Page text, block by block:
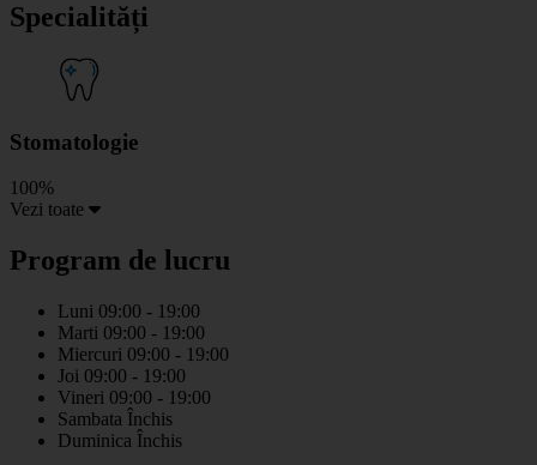
−
Specialități
Stomatologie
100%
Vezi toate
Program de lucru
Luni 09:00 - 19:00
Marti 09:00 - 19:00
Miercuri 09:00 - 19:00
Joi 09:00 - 19:00
Vineri 09:00 - 19:00
Sambata Închis
Duminica Închis